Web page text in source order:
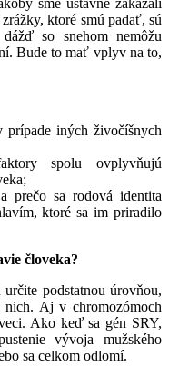
ktoré smú padať, sú
so snehom nemôžu
Bude to mať vplyv na to,
iných živočíšnych
spolu ovplyvňujú
prečo sa rodová identita
ktoré sa im priradilo
človeka?
podstatnou úrovňou,
Aj v chromozómoch
Ako keď sa gén SRY,
vývoja mužského
sa celkom odlomí.